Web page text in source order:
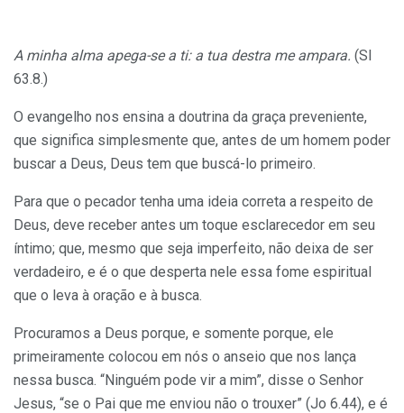
A minha alma apega-se a ti: a tua destra me ampara. (Sl
63.8.)
O evangelho nos ensina a doutrina da graça preveniente,
que significa simplesmente que, antes de um homem poder
buscar a Deus, Deus tem que buscá-lo primeiro.
Para que o pecador tenha uma ideia correta a respeito de
Deus, deve receber antes um toque esclarecedor em seu
íntimo; que, mesmo que seja imperfeito, não deixa de ser
verdadeiro, e é o que desperta nele essa fome espiritual
que o leva à oração e à busca.
Procuramos a Deus porque, e somente porque, ele
primeiramente colocou em nós o anseio que nos lança
nessa busca. “Ninguém pode vir a mim”, disse o Senhor
Jesus, “se o Pai que me enviou não o trouxer” (Jo 6.44), e é